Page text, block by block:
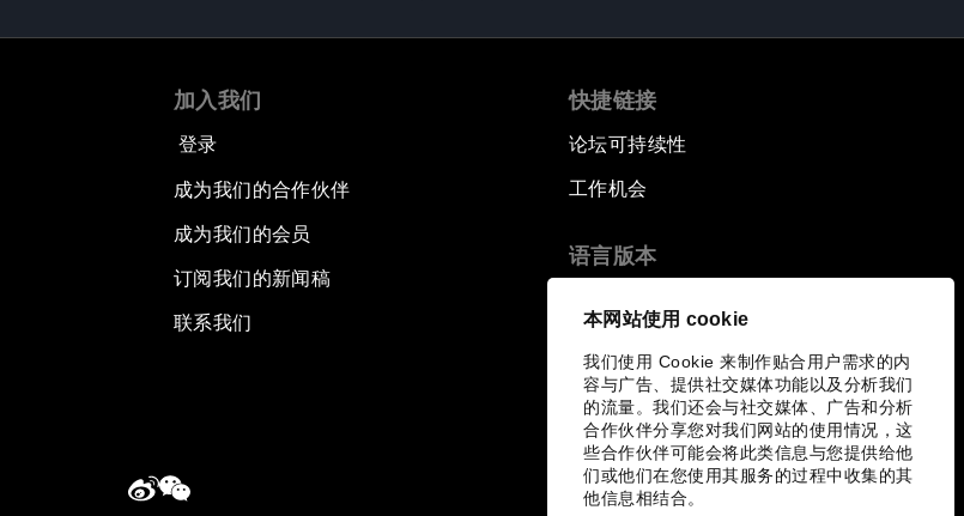
本网站使用 cookie
我们使用 Cookie 来制作贴合用户需求的内
容与广告、提供社交媒体功能以及分析我们
的流量。我们还会与社交媒体、广告和分析
合作伙伴分享您对我们网站的使用情况，这
些合作伙伴可能会将此类信息与您提供给他
们或他们在您使用其服务的过程中收集的其
他信息相结合。
加入我们
登录
成为我们的合作伙伴
成为我们的会员
订阅我们的新闻稿
联系我们
快捷链接
论坛可持续性
工作机会
语言版本